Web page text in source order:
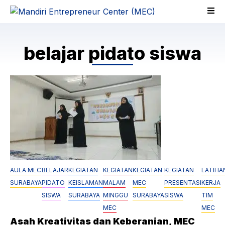
Skip
belajar pidato siswa
AULA MEC
SURABAYA
BELAJAR
PIDATO
SISWA
KEGIATAN
KEISLAMAN
SURABAYA
KEGIATAN
MALAM
MINGGU
MEC
KEGIATAN
MEC
SURABAYA
KEGIATAN
PRESENTASI
SISWA
KERJA
TIM
MEC
Asah Kreativitas dan Keberanian, MEC